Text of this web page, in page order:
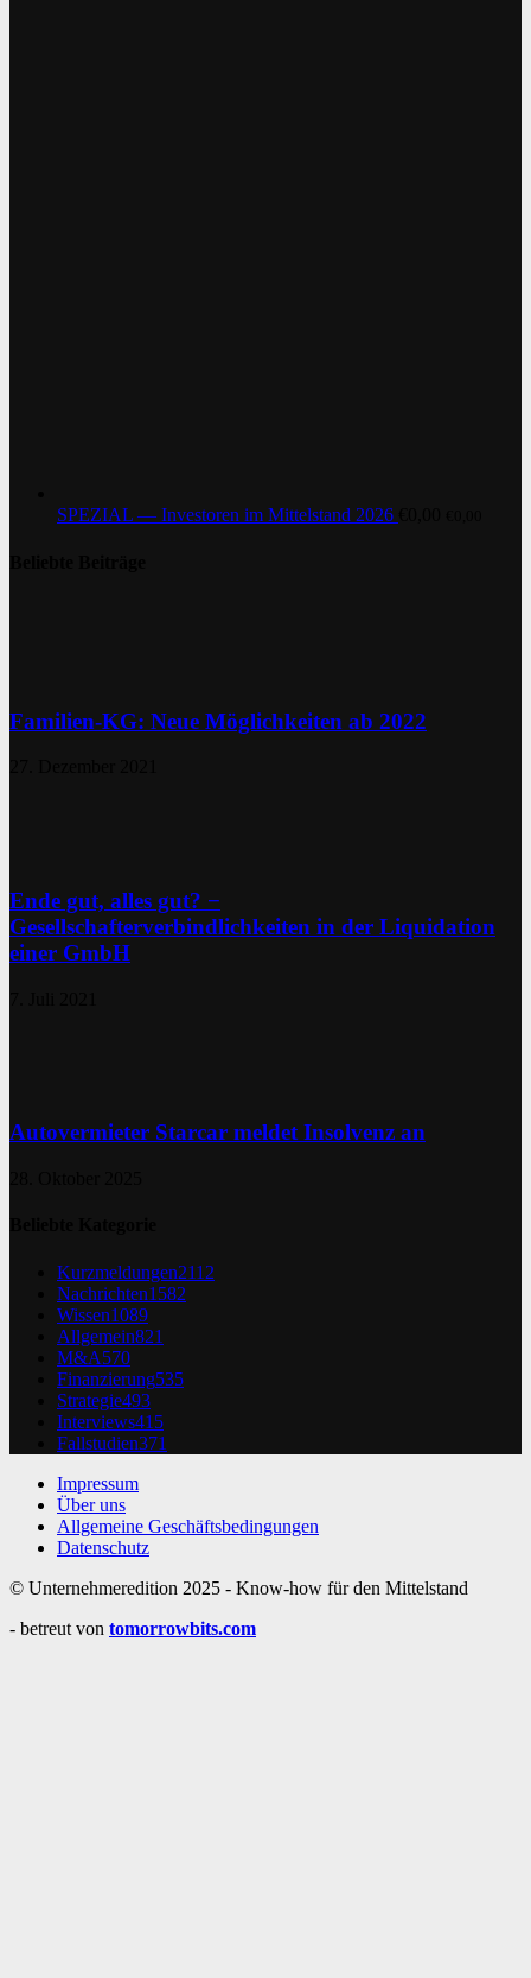
SPEZIAL — Investoren im Mittelstand 2026
Familien-KG: Neue Möglichkeiten ab 2022
Ende gut, alles gut? −
Gesellschafterverbindlichkeiten in der Liquidation
einer GmbH
Autovermieter Starcar meldet Insolvenz an
Kurzmeldungen2112
Nachrichten1582
Wissen1089
Allgemein821
M&A570
Finanzierung535
Strategie493
Interviews415
Fallstudien371
Impressum
Über uns
Allgemeine Geschäftsbedingungen
Datenschutz
© Unternehmeredition 2025 - Know-how für den Mittelstand
- betreut von tomorrowbits.com